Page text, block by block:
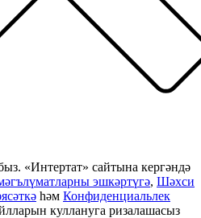
«Интертат» сайтына кергәндә
эшкәртүгә, Шәхси
һәм Конфиденциальлек
куллануга ризалашасыз